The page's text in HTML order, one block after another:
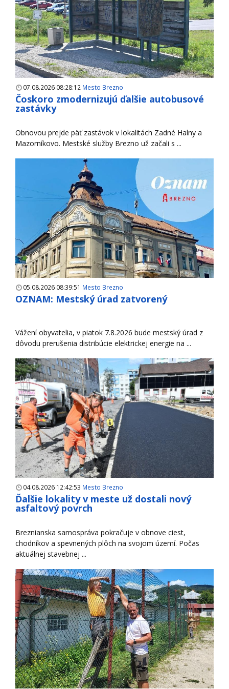
07.08.2026 08:28:12 Mesto Brezno
Čoskoro zmodernizujú ďalšie autobusové
zastávky
Obnovou prejde päť zastávok v lokalitách Zadné Halny a
Mazorníkovo. Mestské služby Brezno už začali s ...
05.08.2026 08:39:51 Mesto Brezno
OZNAM: Mestský úrad zatvorený
Vážení obyvatelia, v piatok 7.8.2026 bude mestský úrad z
dôvodu prerušenia distribúcie elektrickej energie na ...
04.08.2026 12:42:53 Mesto Brezno
Ďalšie lokality v meste už dostali nový
asfaltový povrch
Breznianska samospráva pokračuje v obnove ciest,
chodníkov a spevnených plôch na svojom území. Počas
aktuálnej stavebnej ...